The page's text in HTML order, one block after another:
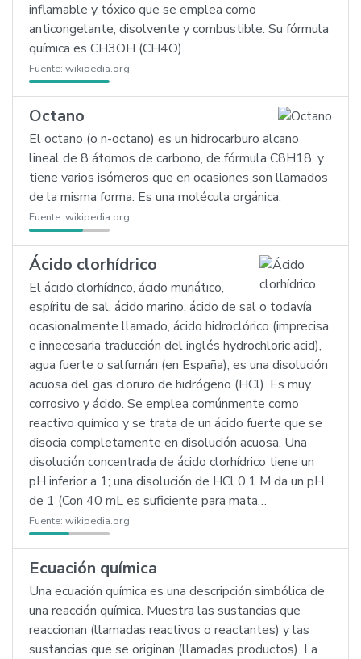
inflamable y tóxico que se emplea como
anticongelante, disolvente y combustible. Su fórmula
química es CH3OH (CH4O).
Fuente: wikipedia.org
Octano
El octano (o n-octano) es un hidrocarburo alcano
lineal de 8 átomos de carbono, de fórmula C8H18, y
tiene varios isómeros que en ocasiones son llamados
de la misma forma. Es una molécula orgánica.
Fuente: wikipedia.org
Ácido clorhídrico
El ácido clorhídrico, ácido muriático,
espíritu de sal, ácido marino, ácido de sal o todavía
ocasionalmente llamado, ácido hidroclórico (imprecisa
e innecesaria traducción del inglés hydrochloric acid),
agua fuerte o salfumán (en España), es una disolución
acuosa del gas cloruro de hidrógeno (HCl). Es muy
corrosivo y ácido. Se emplea comúnmente como
reactivo químico y se trata de un ácido fuerte que se
disocia completamente en disolución acuosa. Una
disolución concentrada de ácido clorhídrico tiene un
pH inferior a 1; una disolución de HCl 0,1 M da un pH
de 1 (Con 40 mL es suficiente para mata…
Fuente: wikipedia.org
Ecuación química
Una ecuación química es una descripción simbólica de
una reacción química. Muestra las sustancias que
reaccionan (llamadas reactivos o reactantes) y las
sustancias que se originan (llamadas productos). La